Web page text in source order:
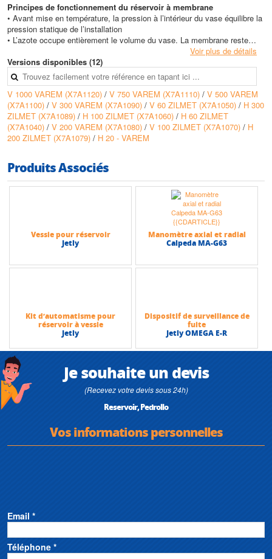
Principes de fonctionnement du réservoir à membrane
• Avant mise en température, la pression à l’intérieur du vase équilibre la
pression statique de l’installation
• L’azote occupe entièrement le volume du vase. La membrane reste
• Pendant la mise en température, le volume d’eau dans le circuit
augmente sous l’effet de la dilatation et comprime la membrane. Le
volume d’azote diminue et la pression dans l’installation augmente
• Après la mise en température, la pression finale avoisine la pression de
tarage de la soupape de sécurité
• A l’arrêt de la chaudière, l’eau du circuit se refroidit et la pression dans
l’installation diminue. L’eau contenue dans le vase retourne dans le
réseau pour rétablir la pression, et le volume d’eau
- Au refroidissement du réseau, le volume de l’eau diminue; le vase
d’expansion renvoit l’eau
dans le circuit pour maintenir la pression
- A l’arrêt, l’eau à température ambiante se dilate, le volume d’eau dilaté
Caractéristiques techniques
• Volume max : 1000 Litres
Voir plus de détails
Versions disponibles (12)
V 1000 VAREM (X7A1120) / V 750 VAREM (X7A1110) / V 500 VAREM
(X7A1100) / V 300 VAREM (X7A1090) / V 60 ZILMET (X7A1050) / H 300
ZILMET (X7A1089) / H 100 ZILMET (X7A1060) / H 60 ZILMET
(X7A1040) / V 200 VAREM (X7A1080) / V 100 ZILMET (X7A1070) / H
200 ZILMET (X7A1079) / H 20 - VAREM
Produits Associés
Vessie pour réservoir
Jetly
Manomètre axial et radial
Calpeda MA-G63
Kit d’automatisme pour
réservoir à vessie
Jetly
Dispositif de surveillance de
fuite
Jetly OMEGA E-R
Je souhaite un devis
(Recevez votre devis sous 24h)
Reservoir, Pedrollo
Vos informations personnelles
Email *
Téléphone *